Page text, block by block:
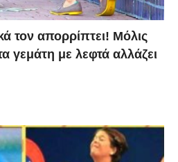
τον απορρίπτει! Μόλις
γεμάτη με λεφτά αλλάζει